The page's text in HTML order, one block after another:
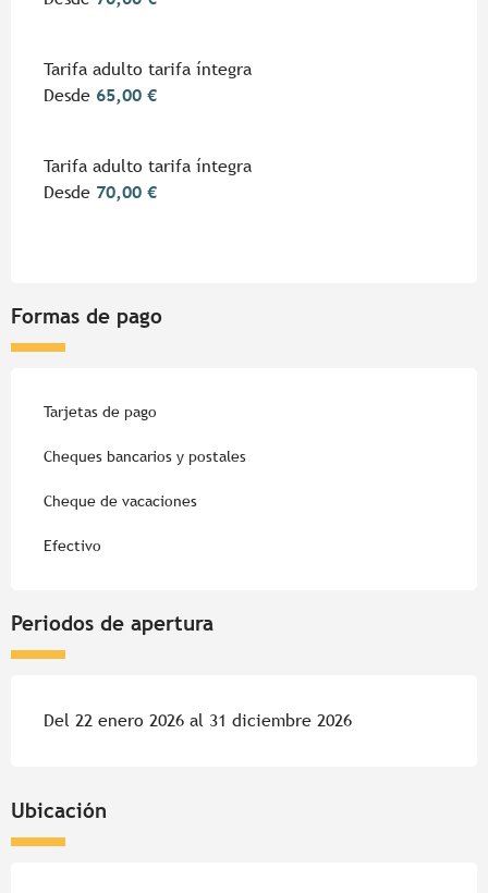
Tarifa adulto tarifa íntegra
Desde 65,00 €
Tarifa adulto tarifa íntegra
Desde 70,00 €
Formas de pago
Tarjetas de pago
Cheques bancarios y postales
Cheque de vacaciones
Efectivo
Periodos de apertura
Del 22 enero 2026 al 31 diciembre 2026
Ubicación